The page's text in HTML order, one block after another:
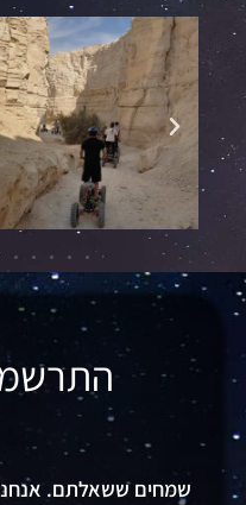
מ ת
שמחים ששאלתם.